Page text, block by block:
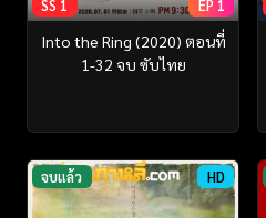
SS 1 EP 1
Into the Ring (2020) ตอนที่
1-32 จบ ซับไทย
จบแล้ว HD